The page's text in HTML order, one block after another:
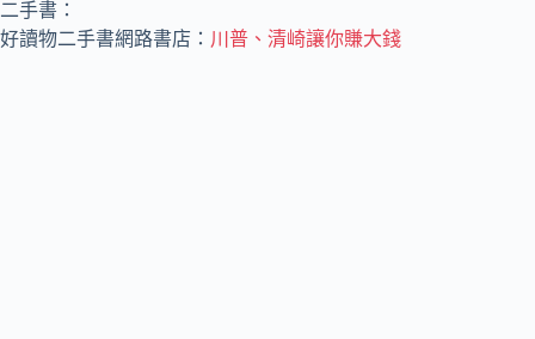
二手書：
好讀物二手書網路書店： 川普、清崎讓你賺大錢